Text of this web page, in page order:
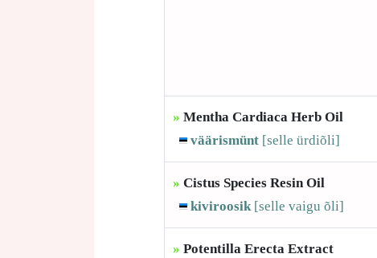
» Mentha Cardiaca Herb Oil
väärismünt [selle ürdiõli]
» Cistus Species Resin Oil
kiviroosik [selle vaigu õli]
» Potentilla Erecta Extract